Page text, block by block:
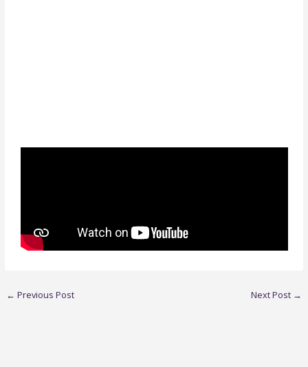
← Previous Post Next Post →